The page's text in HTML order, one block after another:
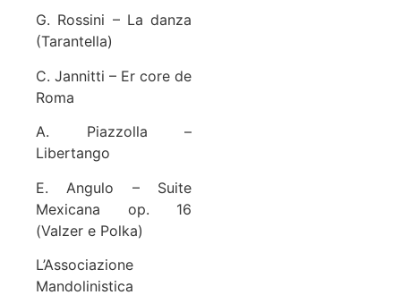
G. Rossini – La danza
(Tarantella)
C. Jannitti – Er core de
Roma
A. Piazzolla –
Libertango
E. Angulo – Suite
Mexicana op. 16
(Valzer e Polka)
L’Associazione
Mandolinistica